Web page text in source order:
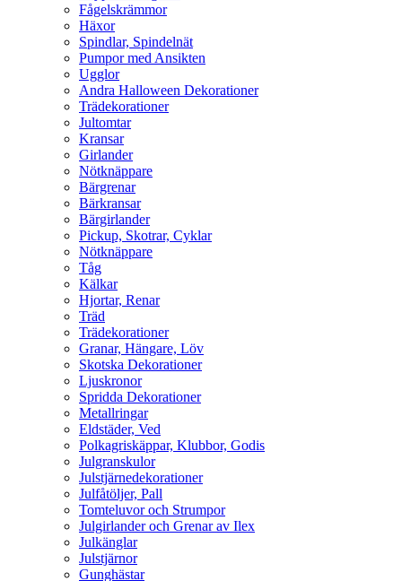
Fågelskrämmor
Häxor
Spindlar, Spindelnät
Pumpor med Ansikten
Ugglor
Andra Halloween Dekorationer
Trädekorationer
Jultomtar
Kransar
Girlander
Nötknäppare
Bärgrenar
Bärkransar
Bärgirlander
Pickup, Skotrar, Cyklar
Nötknäppare
Tåg
Kälkar
Hjortar, Renar
Träd
Trädekorationer
Granar, Hängare, Löv
Skotska Dekorationer
Ljuskronor
Spridda Dekorationer
Metallringar
Eldstäder, Ved
Polkagriskäppar, Klubbor, Godis
Julgranskulor
Julstjärnedekorationer
Julfåtöljer, Pall
Tomteluvor och Strumpor
Julgirlander och Grenar av Ilex
Julkänglar
Julstjärnor
Gunghästar